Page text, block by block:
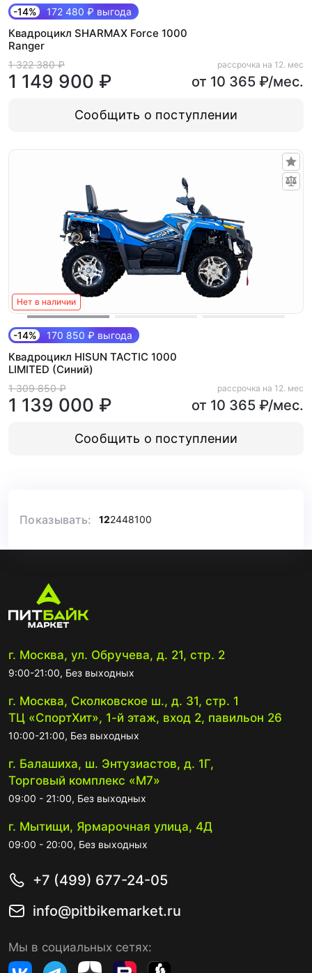
-14% 172 480 ₽ выгода
Квадроцикл SHARMAX Force 1000
Ranger
1 322 380 ₽
1 149 900 ₽
рассрочка на 12. мес
от 10 365 ₽/мес.
Сообщить о поступлении
Нет в наличии
-14% 170 850 ₽ выгода
Квадроцикл HISUN TACTIC 1000
LIMITED (Синий)
1 309 850 ₽
1 139 000 ₽
рассрочка на 12. мес
от 10 365 ₽/мес.
Сообщить о поступлении
Показывать: 122448100
г. Москва, ул. Обручева, д. 21, стр. 2
9:00-21:00, Без выходных
г. Москва, Сколковское ш., д. 31, стр. 1
ТЦ «СпортХит», 1-й этаж, вход 2, павильон 26
10:00-21:00, Без выходных
г. Балашиха, ш. Энтузиастов, д. 1Г,
Торговый комплекс «М7»
09:00 - 21:00, Без выходных
г. Мытищи, Ярмарочная улица, 4Д
09:00 - 20:00, Без выходных
+7 (499) 677-24-05
info@pitbikemarket.ru
Мы в социальных сетях: